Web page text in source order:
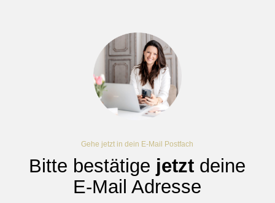
Gehe jetzt in dein E-Mail Postfach
Bitte bestätige jetzt deine
E-Mail Adresse